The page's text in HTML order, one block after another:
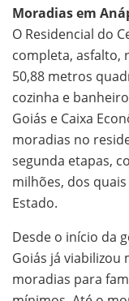
Moradias em
O Residencial do
completa, asfalto,
50,88 metros
cozinha e
Goiás e Caixa
moradias no
segunda etapas,
milhões, dos
Estado.
Desde o início da
Goiás já viabilizou
moradias para